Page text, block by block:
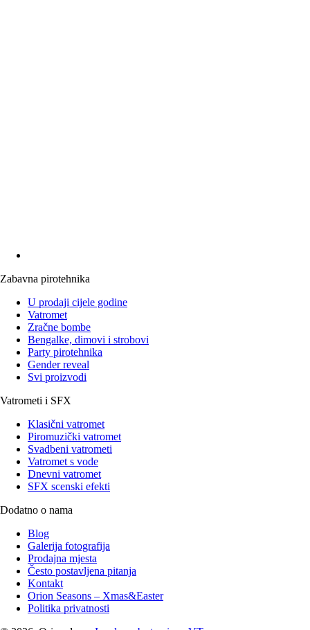
Zabavna pirotehnika
U prodaji cijele godine
Vatromet
Zračne bombe
Bengalke, dimovi i strobovi
Party pirotehnika
Gender reveal
Svi proizvodi
Vatrometi i SFX
Klasični vatromet
Piromuzički vatromet
Svadbeni vatrometi
Vatromet s vode
Dnevni vatromet
SFX scenski efekti
Dodatno o nama
Blog
Galerija fotografija
Prodajna mjesta
Često postavljena pitanja
Kontakt
Orion Seasons – Xmas&Easter
Politika privatnosti